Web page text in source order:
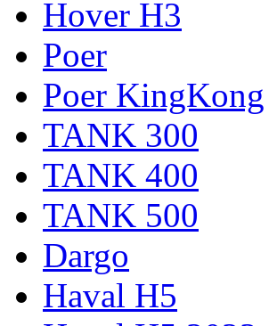
Hover H3
Poer
Poer KingKong
TANK 300
TANK 400
TANK 500
Dargo
Haval H5